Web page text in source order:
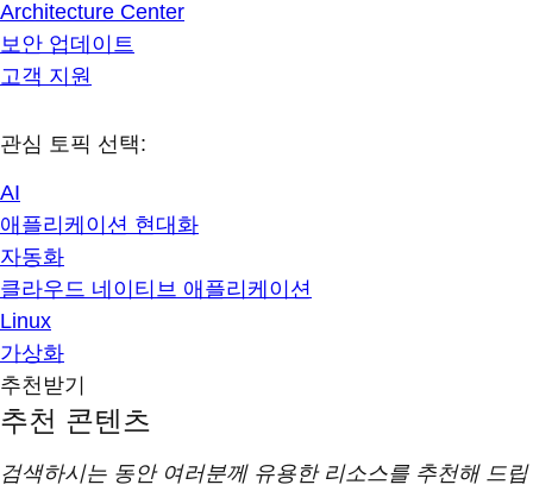
Architecture Center
보안 업데이트
고객 지원
관심 토픽 선택:
AI
애플리케이션 현대화
자동화
클라우드 네이티브 애플리케이션
Linux
가상화
추천받기
추천 콘텐츠
검색하시는 동안 여러분께 유용한 리소스를 추천해 드립